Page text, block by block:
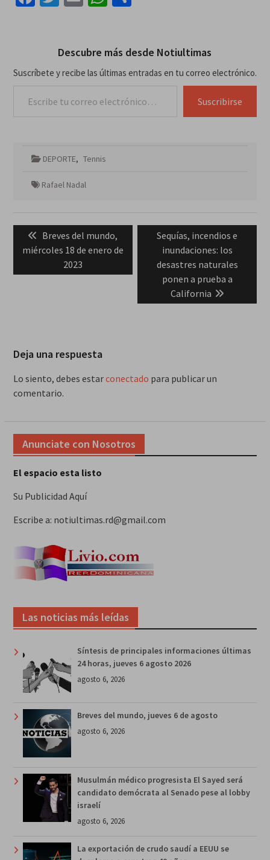
Descubre más desde Notiultimas
Suscríbete y recibe las últimas entradas en tu correo electrónico.
Suscribirse
DEPORTE, Tennis
Rafael Nadal
Navegación
entradas
Previous
post:
Breves del mundo,
miércoles 18 de enero de
2023
Next
post:
Sequías, incendios e
inundaciones: los
desastres naturales
ponen a prueba a
California
Deja una respuesta
Lo siento, debes estarconectado para publicar un
comentario.
Anunciate con Nosotros
El espacio esta listo
Su Publicidad Aquí
Escribe a: notiultimas.rd@gmail.com
Las noticias más leídas
Síntesis de principales informaciones últimas
24 horas, jueves 6 agosto 2026
agosto 6, 2026
Breves del mundo, jueves 6 de agosto
agosto 6, 2026
Musulmán médico progresista El Sayed será
candidato demócrata al Senado pese al lobby
israelí
agosto 6, 2026
La exportación de crudo saudí a EEUU se